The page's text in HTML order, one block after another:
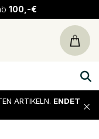
100,-€
ARTIKELN. ENDET